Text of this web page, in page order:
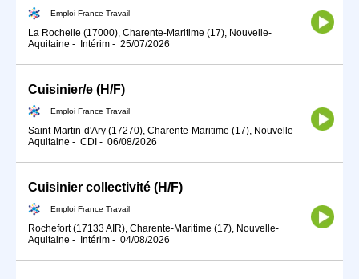
Emploi France Travail
La Rochelle (17000), Charente-Maritime (17), Nouvelle-
Aquitaine - Intérim - 25/07/2026
Cuisinier/e (H/F)
Emploi France Travail
Saint-Martin-d'Ary (17270), Charente-Maritime (17), Nouvelle-
Aquitaine - CDI - 06/08/2026
Cuisinier collectivité (H/F)
Emploi France Travail
Rochefort (17133 AIR), Charente-Maritime (17), Nouvelle-
Aquitaine - Intérim - 04/08/2026